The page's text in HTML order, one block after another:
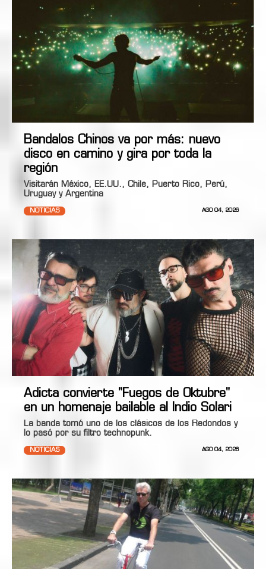
Bandalos Chinos va por más: nuevo
disco en camino y gira por toda la
región
Visitarán México, EE.UU., Chile, Puerto Rico, Perú,
Uruguay y Argentina
NOTICIAS AGO 04, 2026
Adicta convierte "Fuegos de Oktubre"
en un homenaje bailable al Indio Solari
La banda tomó uno de los clásicos de los Redondos y
lo pasó por su filtro technopunk.
NOTICIAS AGO 04, 2026